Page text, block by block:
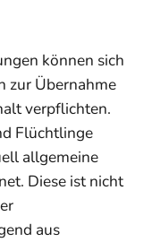
können sich
zur Übernahme
verpflichten.
Flüchtlinge
allgemeine
Diese ist nicht
aus